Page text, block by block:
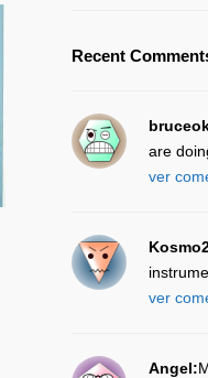
Recent
are
ver
ver
Angel: